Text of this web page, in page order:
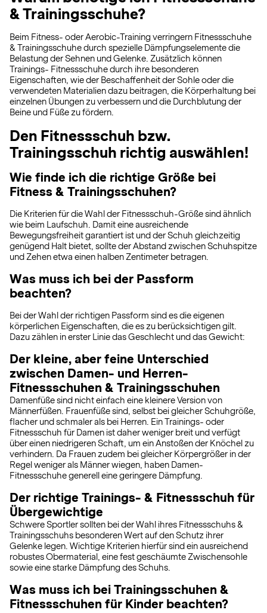
& Trainingsschuhe?
Beim Fitness- oder Aerobic-Training verringern Fitnessschuhe
& Trainingsschuhe durch spezielle Dämpfungselemente die
Belastung der Sehnen und Gelenke. Zusätzlich können
Trainings- Fitnessschuhe durch ihre besonderen
Eigenschaften, wie der Beschaffenheit der Sohle oder die
verwendeten Materialien dazu beitragen, die Körperhaltung bei
einzelnen Übungen zu verbessern und die Durchblutung der
Beine und Füße zu fördern.
Den Fitnessschuh bzw.
Trainingsschuh richtig auswählen!
Wie finde ich die richtige Größe bei
Fitness & Trainingsschuhen?
Die Kriterien für die Wahl der Fitnessschuh-Größe sind ähnlich
wie beim Laufschuh. Damit eine ausreichende
Bewegungsfreiheit garantiert ist und der Schuh gleichzeitig
genügend Halt bietet, sollte der Abstand zwischen Schuhspitze
und Zehen etwa einen halben Zentimeter betragen.
Was muss ich bei der Passform
beachten?
Bei der Wahl der richtigen Passform sind es die eigenen
körperlichen Eigenschaften, die es zu berücksichtigen gilt.
Dazu zählen in erster Linie das Geschlecht und das Gewicht:
Der kleine, aber feine Unterschied
zwischen Damen- und Herren-
Fitnessschuhen & Trainingsschuhen
Damenfüße sind nicht einfach eine kleinere Version von
Männerfüßen. Frauenfüße sind, selbst bei gleicher Schuhgröße,
flacher und schmaler als bei Herren. Ein Trainings- oder
Fitnessschuh für Damen ist daher weniger breit und verfügt
über einen niedrigeren Schaft, um ein Anstoßen der Knöchel zu
verhindern. Da Frauen zudem bei gleicher Körpergrößer in der
Regel weniger als Männer wiegen, haben Damen-
Fitnessschuhe generell eine geringere Dämpfung.
Der richtige Trainings- & Fitnessschuh für
Übergewichtige
Schwere Sportler sollten bei der Wahl ihres Fitnessschuhs &
Trainingsschuhs besonderen Wert auf den Schutz ihrer
Gelenke legen. Wichtige Kriterien hierfür sind ein ausreichend
robustes Obermaterial, eine fest geschäumte Zwischensohle
sowie eine starke Dämpfung des Schuhs.
Was muss ich bei Trainingsschuhen &
Fitnessschuhen für Kinder beachten?